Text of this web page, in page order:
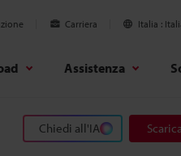
Carriera Italia
Assistenza
Chiedi all'IA